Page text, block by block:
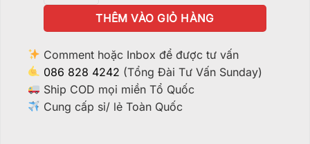
THÊM VÀO GIỎ HÀNG
Comment hoặc Inbox để được tư vấn
086 828 4242 (Tổng Đài Tư Vấn Sunday)
Ship COD mọi miền Tổ Quốc
Cung cấp sỉ/ lẻ Toàn Quốc